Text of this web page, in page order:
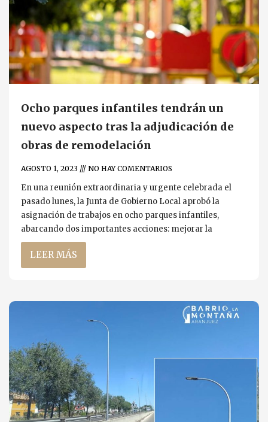
Ocho parques infantiles tendrán un
nuevo aspecto tras la adjudicación de
obras de remodelación
AGOSTO 1, 2023 NO HAY COMENTARIOS
En una reunión extraordinaria y urgente celebrada el
pasado lunes, la Junta de Gobierno Local aprobó la
asignación de trabajos en ocho parques infantiles,
abarcando dos importantes acciones: mejorar la
LEER MÁS